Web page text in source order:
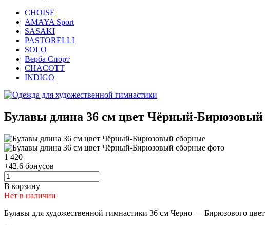
CHOISE
AMAYA Sport
SASAKI
PASTORELLI
SOLO
Верба Спорт
CHACOTT
INDIGO
Булавы длина 36 см цвет Чёрный-Бирюзовый
1 420
+42.6 бонусов
В корзину
Нет в наличии
Булавы для художественной гимнастики 36 см Черно — Бирюзового